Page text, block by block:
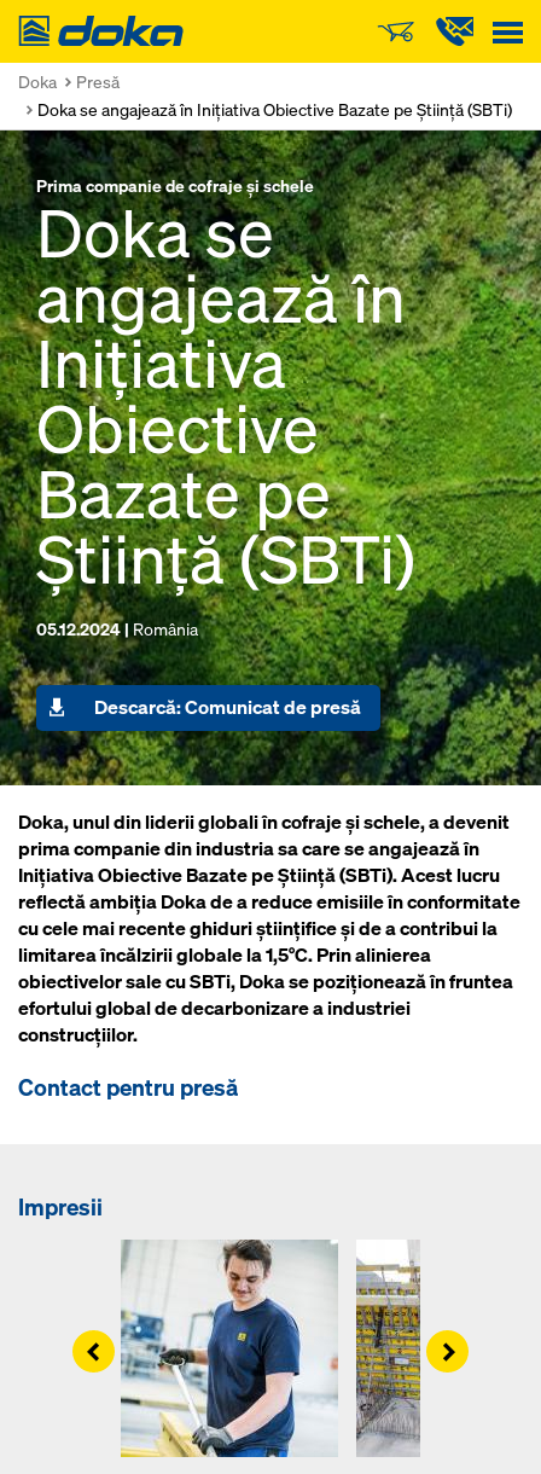
Doka
Doka
Presă
Doka se angajează în Inițiativa Obiective Bazate pe Știință (SBTi)
Prima companie de cofraje și schele
Doka se
angajează în
Inițiativa
Obiective
Bazate pe
Știință (SBTi)
05.12.2024 | România
Descarcă: Comunicat de presă
Doka, unul din liderii globali în cofraje și schele, a devenit
prima companie din industria sa care se angajează în
Inițiativa Obiective Bazate pe Știință (SBTi). Acest lucru
reflectă ambiția Doka de a reduce emisiile în conformitate
cu cele mai recente ghiduri științifice și de a contribui la
limitarea încălzirii globale la 1,5°C. Prin alinierea
obiectivelor sale cu SBTi, Doka se poziționează în fruntea
efortului global de decarbonizare a industriei
construcțiilor.
Contact pentru presă
Impresii
Left Right